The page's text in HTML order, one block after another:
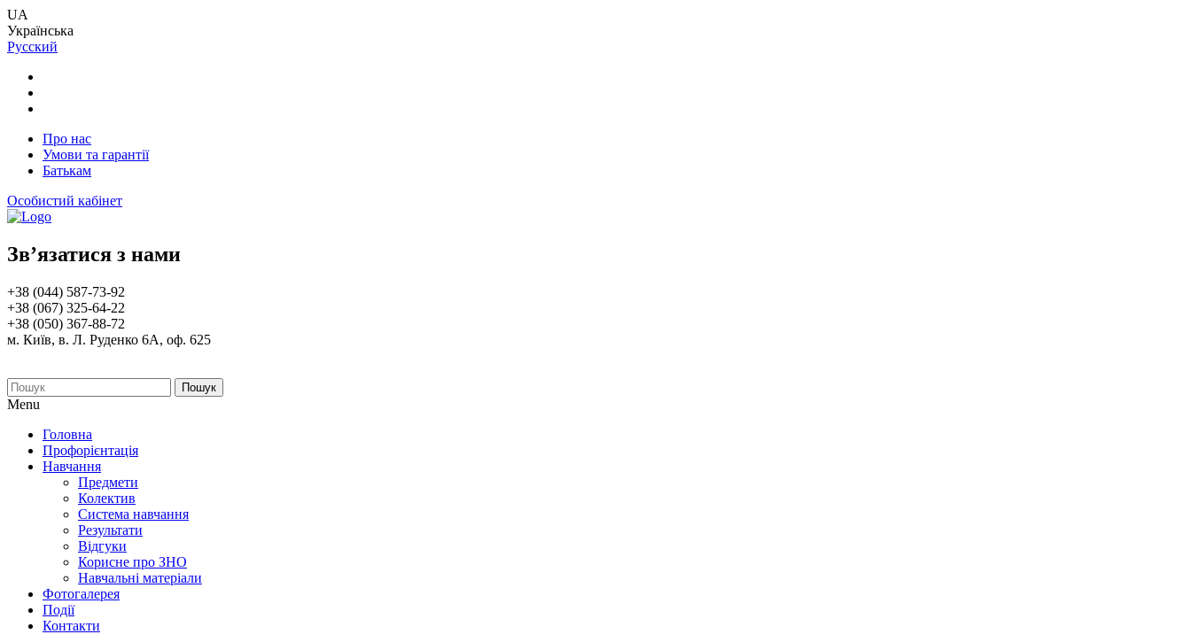
UA
Українська
Русский
Про нас
Умови та гарантії
Батькам
Особистий кабінет
Зв’язатися з нами
+38 (044) 587-73-92
+38 (067) 325-64-22
+38 (050) 367-88-72
м. Київ, в. Л. Руденко 6А, оф. 625
Пошук
Menu
Головна
Профорієнтація
Навчання
Предмети
Колектив
Система навчання
Результати
Відгуки
Корисне про ЗНО
Навчальні матеріали
Фотогалерея
Події
Контакти